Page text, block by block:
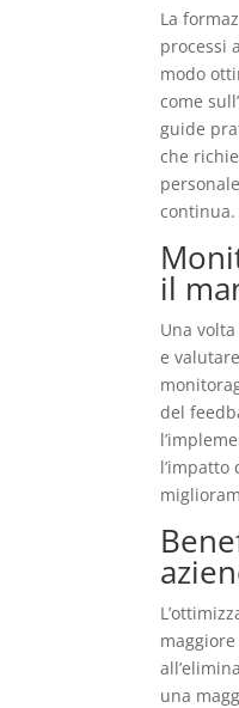
La
processi
modo
come
guide
che
continua.
il
Una
e
del
una